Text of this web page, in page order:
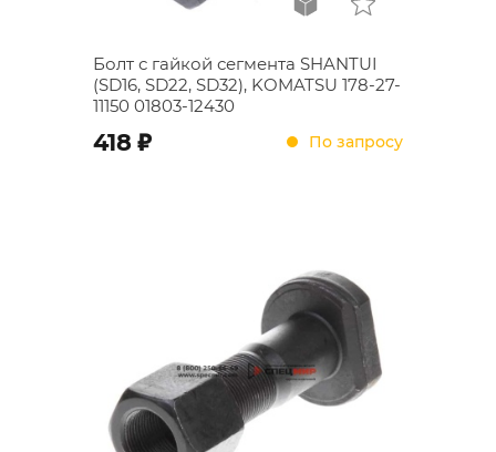
Болт с гайкой сегмента SHANTUI
(SD16, SD22, SD32), KOMATSU 178-27-
11150 01803-12430
418 ; По запросу